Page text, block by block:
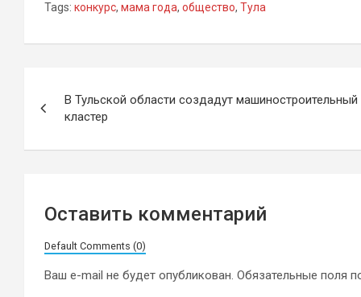
Tags: конкурс, мама года, общество, Тула
по
записям
В Тульской области создадут машиностроительный
кластер
Оставить комментарий
Default Comments (0)
Ваш e-mail не будет опубликован. Обязательные поля